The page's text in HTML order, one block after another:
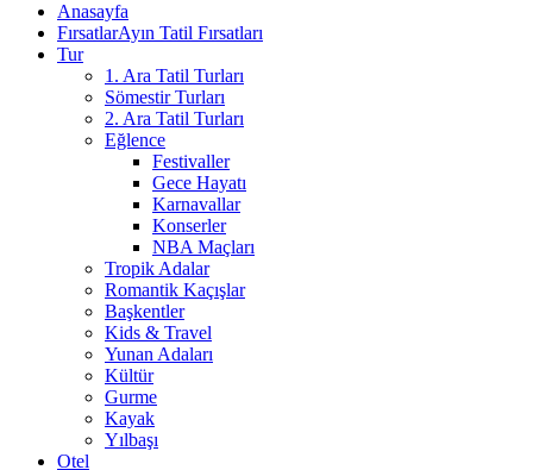
Anasayfa
FırsatlarAyın Tatil Fırsatları
Tur
1. Ara Tatil Turları
Sömestir Turları
2. Ara Tatil Turları
Eğlence
Festivaller
Gece Hayatı
Karnavallar
Konserler
NBA Maçları
Tropik Adalar
Romantik Kaçışlar
Başkentler
Kids & Travel
Yunan Adaları
Kültür
Gurme
Kayak
Yılbaşı
Otel